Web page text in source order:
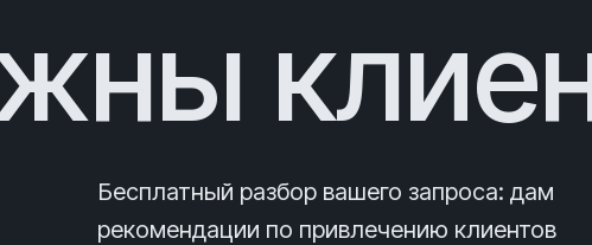
Бесплатный разбор вашего запроса: дам
рекомендации по привлечению клиентов